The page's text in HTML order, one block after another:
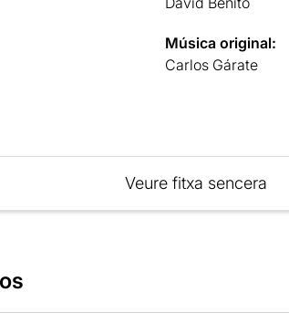
Música original:
Carlos Gárate
Veure fitxa sencera